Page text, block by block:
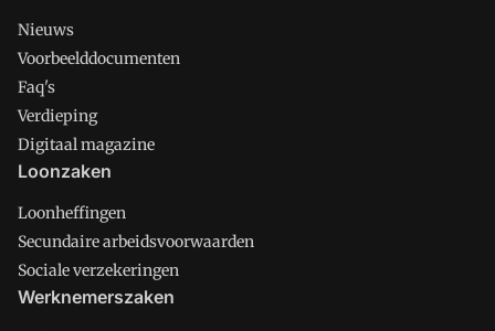
Nieuws
Voorbeelddocumenten
Faq's
Verdieping
Digitaal magazine
Loonzaken
Loonheffingen
Secundaire arbeidsvoorwaarden
Sociale verzekeringen
Werknemerszaken